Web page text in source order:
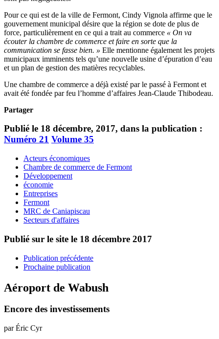
Pour ce qui est de la ville de Fermont, Cindy Vignola affirme que le
gouvernement municipal désire que la région se dote de plus de
force, particulièrement en ce qui a trait au commerce « On va
écouter la chambre de commerce et faire en sorte que la
communication se fasse bien. » Elle mentionne également les projets
municipaux imminents tels qu’une nouvelle usine d’épuration d’eau
et un plan de gestion des matières recyclables.
Une chambre de commerce a déjà existé par le passé à Fermont et
avait été fondée par feu l’homme d’affaires Jean-Claude Thibodeau.
Partager
Publié le 18 décembre, 2017, dans la publication :
Numéro 21 Volume 35
Acteurs économiques
Chambre de commerce de Fermont
Développement
économie
Entreprises
Fermont
MRC de Caniapiscau
Secteurs d'affaires
Publié sur le site le 18 décembre 2017
Publication précédente
Prochaine publication
Aéroport de Wabush
Encore des investissements
par Éric Cyr